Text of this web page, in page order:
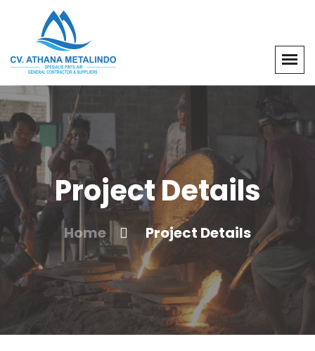
Project Details
Home Project Details